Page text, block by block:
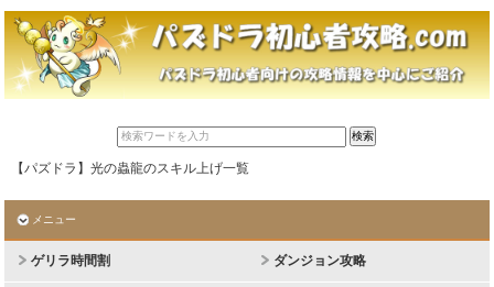
【パズドラ】光の蟲龍のスキル上げ一覧
メニュー
ゲリラ時間割 ダンジョン攻略